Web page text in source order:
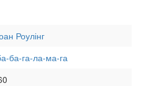
Роулінг
ба-га-ла-ма-га